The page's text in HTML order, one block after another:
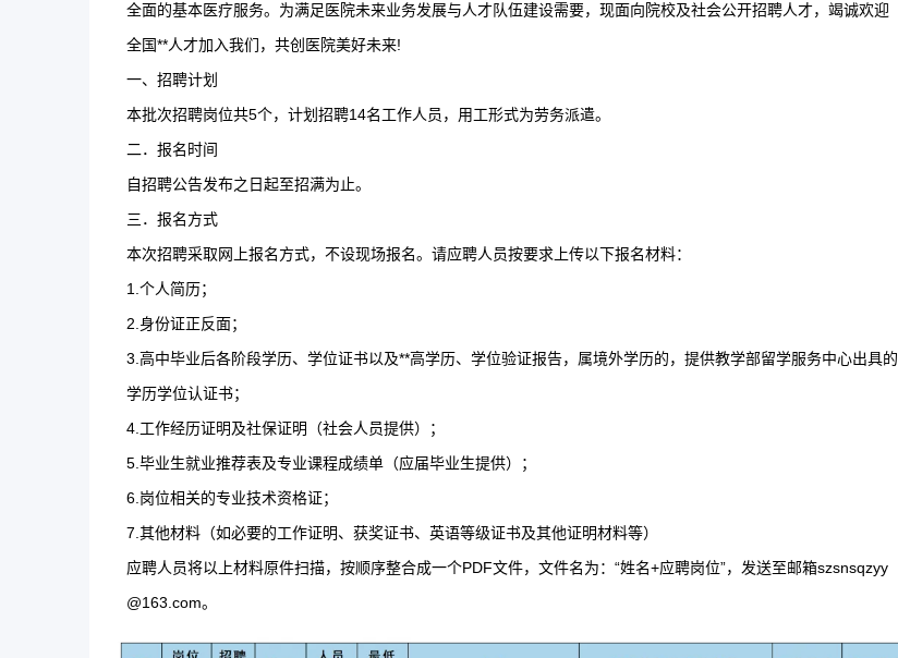
全面的基本医疗服务。为满足医院未来业务发展与人才队伍建设需要，现面向院校及社会公开招聘人才，竭诚欢迎
全国**人才加入我们，共创医院美好未来!
一、招聘计划
本批次招聘岗位共5个，计划招聘14名工作人员，用工形式为劳务派遣。
二．报名时间
自招聘公告发布之日起至招满为止。
三．报名方式
本次招聘采取网上报名方式，不设现场报名。请应聘人员按要求上传以下报名材料：
1.个人简历；
2.身份证正反面；
3.高中毕业后各阶段学历、学位证书以及**高学历、学位验证报告，属境外学历的，提供教学部留学服务中心出具的
学历学位认证书；
4.工作经历证明及社保证明（社会人员提供）；
5.毕业生就业推荐表及专业课程成绩单（应届毕业生提供）；
6.岗位相关的专业技术资格证；
7.其他材料（如必要的工作证明、获奖证书、英语等级证书及其他证明材料等）
应聘人员将以上材料原件扫描，按顺序整合成一个PDF文件，文件名为：“姓名+应聘岗位”，发送至邮箱szsnsqzyy
@163.com。